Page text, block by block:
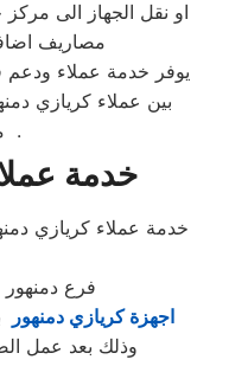
او نقل الجهاز الى
مصاريف
يوفر خدمة عملاء
بين عملاء كريازي
محافظة دمنهور .
خدمة
خدمة عملاء كريازي
فرع
اجهزة كريازي دمنهور
وذلك بعد عمل